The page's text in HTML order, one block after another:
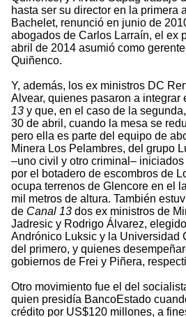
hasta ser su director en la primera
Bachelet, renunció en junio de
abogados de Carlos Larraín, el ex
abril de 2014 asumió como
Quiñenco.
Y, además, los ex ministros DC
Alvear, quienes pasaron a integrar
13 y que, en el caso de la
30 de abril, cuando la mesa se
pero ella es parte del equipo de
Minera Los Pelambres, del grupo
–uno civil y otro criminal–
por el botadero de escombros de
ocupa terrenos de Glencore en el
mil metros de altura. También
de Canal 13 dos ex ministros de
Jadresic y Rodrigo Álvarez,
Andrónico Luksic y la Universidad
del primero, y quienes
gobiernos de Frei y Piñera,
Otro movimiento fue el del
quien presidía BancoEstado
crédito por US$120 millones, a